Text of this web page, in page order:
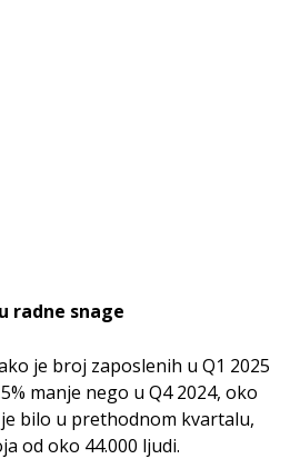
radne snage
je broj zaposlenih u Q1 2025
manje nego u Q4 2024, oko
je bilo u prethodnom kvartalu,
od oko 44.000 ljudi.